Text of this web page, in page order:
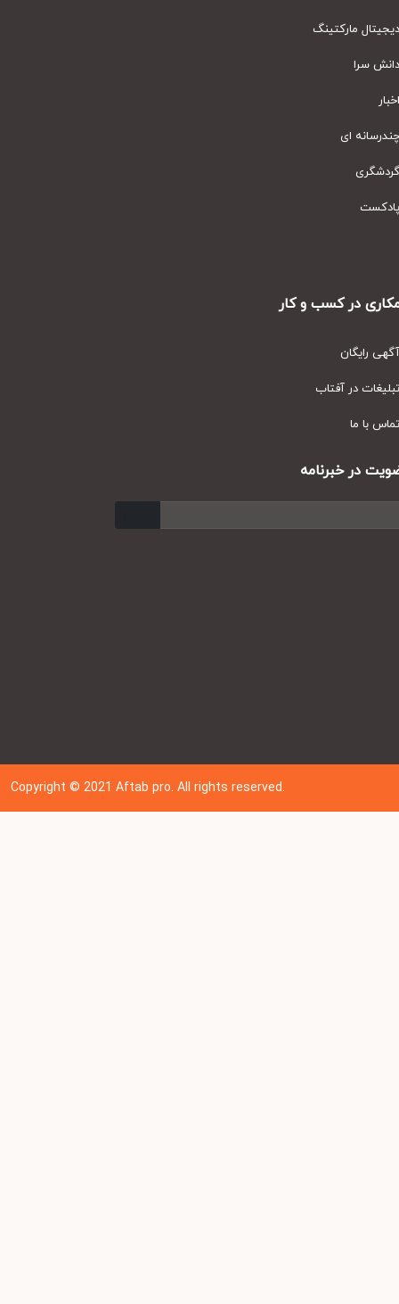
مارکتینگ
سرا
ای
در کسب و کار
رایگان
در آفتاب
با ما
در خبرنامه
Copyright © 202 1Aftab pro. All rights reserved.